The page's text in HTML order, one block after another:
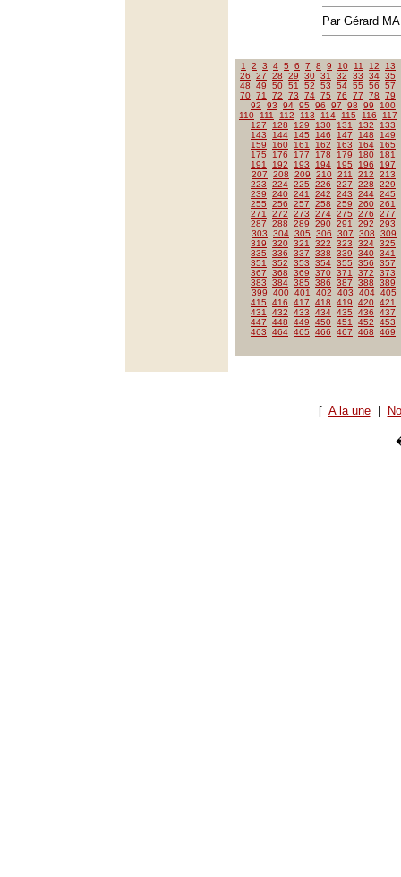
Par Gérard
1 2 3 4 5 6 7 8 9 10 11 12
13
26
27 28 29 30 31 32 33 34 35
48
49 50 51 52 53 54 55 56
57
70 71 72 73 74 75 76 77 78
79
92
93 94 95 96 97 98 99
100
110
111 112 113 114 115 116
117
127
128 129 130 131 132
133
143
144 145 146 147 148
149
159
160 161 162 163 164
165
175
176 177 178 179 180
181
191
192 193 194 195 196
197
207
208 209 210 211 212
213
223
224 225 226 227 228
229
239
240 241 242 243 244 245
255
256 257 258 259 260 261
271
272 273 274 275 276
277
287
288 289 290 291 292
293
303
304 305 306 307 308
309
319
320 321 322 323 324 325
335
336 337 338 339 340 341
351
352 353 354 355 356
357
367
368 369 370 371 372
373
383
384 385 386 387 388
389
399
400 401 402 403 404 405
415
416 417 418 419 420 421
431
432 433 434 435 436
437
447
448 449 450 451 452
453
463
464 465 466 467 468 469
[ A la une|